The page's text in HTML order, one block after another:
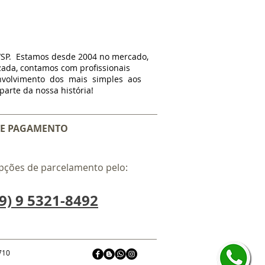
Estamos desde 2004 no mercado,
contamos com profissionais
dos mais simples aos
da nossa história!
PAGAMENTO
de parcelamento pelo:
9 5321-8492